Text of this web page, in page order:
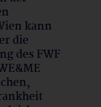
kann
die
des FWF